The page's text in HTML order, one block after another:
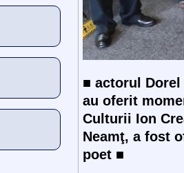
■actorul Dorel
au oferit
Culturii Ion
Neamţ, a fost
poet ■